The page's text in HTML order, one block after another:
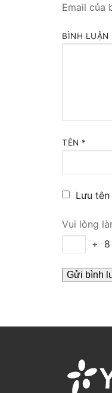
Email của
BÌNH LUẬN
TÊN *
Lưu
Vui lòng
+
8